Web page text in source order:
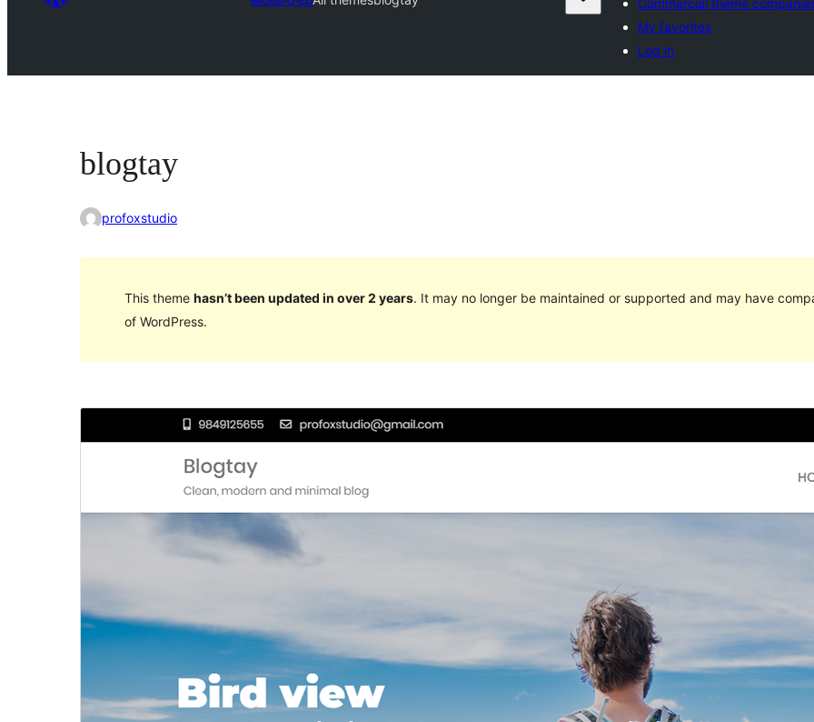
Commercial theme
My favorites
Log in
blogtay
profoxstudio
This theme hasn’t been updated in over 2 years. It may no longer be maintained or supported and may have
of WordPress.